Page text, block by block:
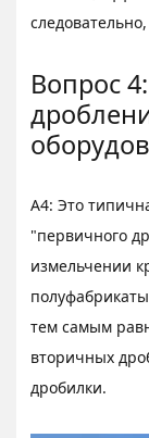
Вопрос
A4: Это
"первичного
измельчении
тем самым
вторичных
дробилки.